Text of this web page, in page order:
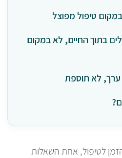
טיפול מפוצל
בתוך החיים, לא במקום
ערך, לא תוספת
לטיפול, אחת השאלות